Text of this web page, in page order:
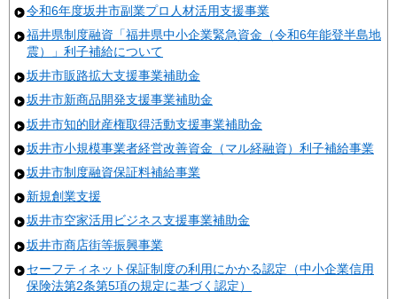
令和6年度坂井市副業プロ人材活用支援事業
福井県制度融資「福井県中小企業緊急資金（令和6年能登半島地
震）」利子補給について
坂井市販路拡大支援事業補助金
坂井市新商品開発支援事業補助金
坂井市知的財産権取得活動支援事業補助金
坂井市小規模事業者経営改善資金（マル経融資）利子補給事業
坂井市制度融資保証料補給事業
新規創業支援
坂井市空家活用ビジネス支援事業補助金
坂井市商店街等振興事業
セーフティネット保証制度の利用にかかる認定（中小企業信用
保険法第2条第5項の規定に基づく認定）